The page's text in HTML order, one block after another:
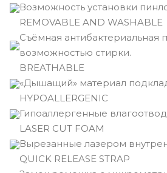
Возможность установки
REMOVABLE AND WASHABLE
Съёмная антибактериальная
возможностью стирки.
BREATHABLE
«Дышащий» материал
HYPOALLERGENIC
Гипоаллергенные
LASER CUT FOAM
Вырезанные лазером
QUICK RELEASE STRAP